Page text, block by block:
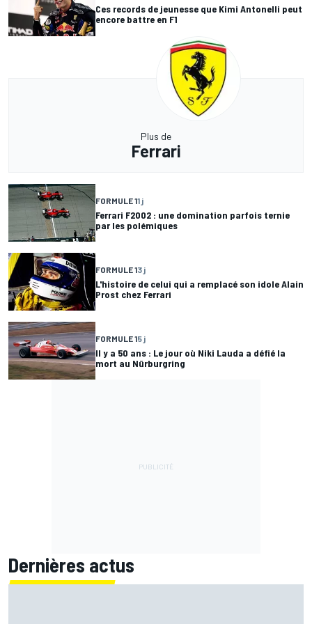
Ces records de jeunesse que Kimi Antonelli peut
encore battre en F1
Plus de
Ferrari
FORMULE 11 j
Ferrari F2002 : une domination parfois ternie
par les polémiques
FORMULE 13 j
L'histoire de celui qui a remplacé son idole Alain
Prost chez Ferrari
FORMULE 15 j
Il y a 50 ans : Le jour où Niki Lauda a défié la
mort au Nürburgring
Dernières actus